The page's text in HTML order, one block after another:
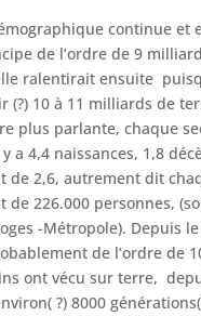
continue et
de l’ordre de 9
ralentirait ensuite
(?) 10 à 11 milliards de
plus parlante, chaque
a 4,4 naissances, 1,8
de 2,6, autrement dit
de 226.000 personnes,
-Métropole). Depuis
de l’ordre de
ont vécu sur terre,
?) 8000